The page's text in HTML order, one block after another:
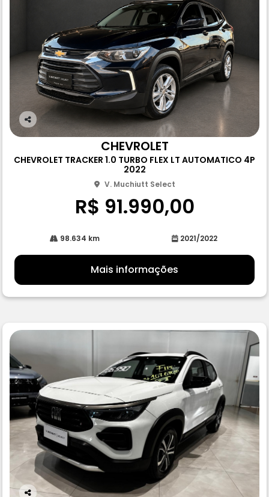
Co
rtil
CHEVROLET
CHEVROLET TRACKER 1.0 TURBO FLEX LT AUTOMATICO 4P
2022
V. Muchiutt Select
R$ 91.990,00
98.634 km 2021/2022
Mais informações